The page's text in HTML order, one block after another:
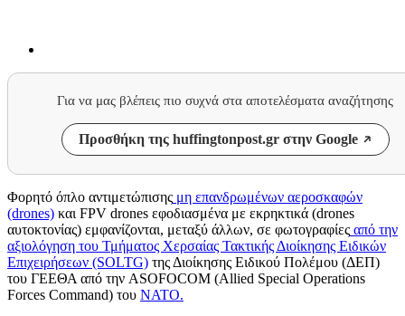
Για να μας βλέπεις πιο συχνά στα αποτελέσματα αναζήτησης
Προσθήκη της huffingtonpost.gr στην Google
Φορητό όπλο αντιμετώπισης μη επανδρωμένων αεροσκαφών
(drones) και FPV drones εφοδιασμένα με εκρηκτικά (drones
αυτοκτονίας) εμφανίζονται, μεταξύ άλλων, σε φωτογραφίες από την
αξιολόγηση του Τμήματος Χερσαίας Τακτικής Διοίκησης Ειδικών
Επιχειρήσεων (SOLTG) της Διοίκησης Ειδικού Πολέμου (ΔΕΠ)
του ΓΕΕΘΑ από την ASOFOCOM (Allied Special Operations
Forces Command) του ΝΑΤΟ.